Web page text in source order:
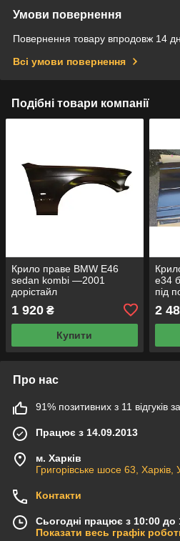
Умови повернення
Повернення товару впродовж 14
Всі умови повернення
Подібні товари компанії
Крило праве BMW E46
sedan kombi —2001
дорістайл
1 920 ₴
Купити
e34
під
2
Про нас
91% позитивних з 11 відгуків
Працює з 14.09.2013
м. Харків
Григорівське шосе 63, Харків,
Контакти
Сьогодні працює з 10:00 до
Показати весь графік